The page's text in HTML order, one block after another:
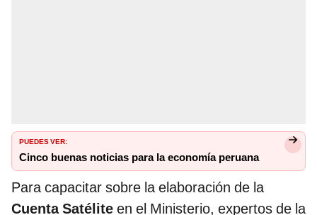
PUEDES VER:
Cinco buenas noticias para la economía peruana
Para capacitar sobre la elaboración de la
Cuenta Satélite en el Ministerio, expertos de la